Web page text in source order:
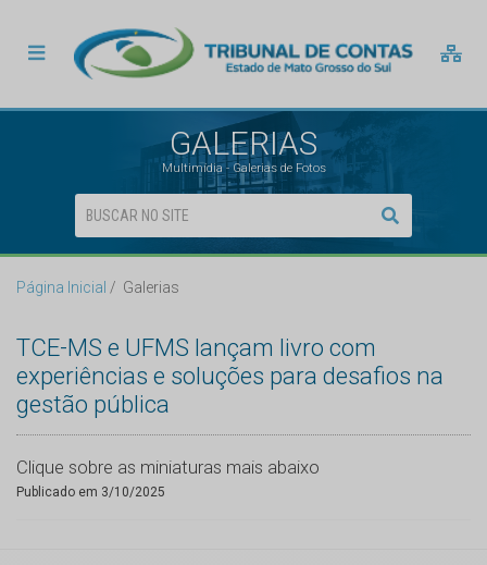
GALERIAS
Multimídia - Galerias de Fotos
Página Inicial Galerias
TCE-MS e UFMS lançam livro com
experiências e soluções para desafios na
gestão pública
Clique sobre as miniaturas mais abaixo
Publicado em 3/10/2025